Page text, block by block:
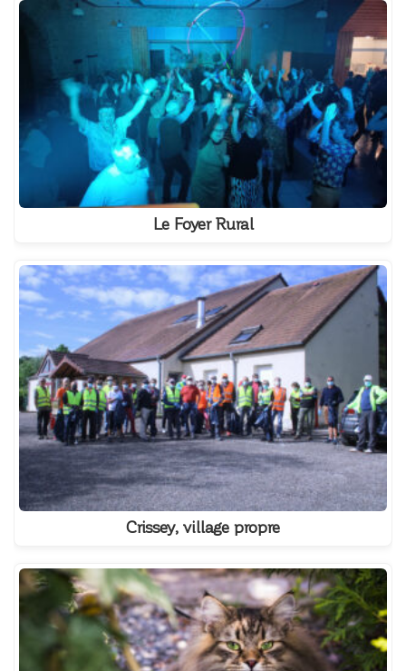
Le Foyer Rural
Crissey, village propre